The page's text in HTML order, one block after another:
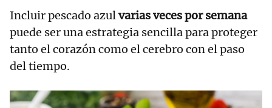
Incluir pescado azulvarias veces por semana
puede ser una estrategia sencilla para proteger
tanto el corazón como el cerebro con el paso
del tiempo.